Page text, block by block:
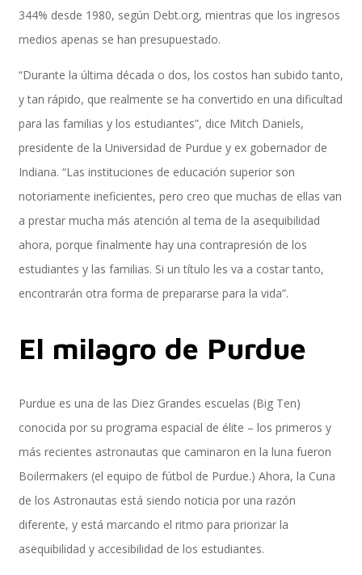
Recruiting and Onboarding
Express Packages
Soporte SuccessFactors
SAP Time & Attendance by Workforce Software
344% desde 1980, según Debt.org, mientras que los ingresos
medios apenas se han presupuestado.
“Durante la última década o dos, los costos han subido tanto,
y tan rápido, que realmente se ha convertido en una dificultad
para las familias y los estudiantes”, dice Mitch Daniels,
presidente de la Universidad de Purdue y ex gobernador de
Indiana. “Las instituciones de educación superior son
notoriamente ineficientes, pero creo que muchas de ellas van
a prestar mucha más atención al tema de la asequibilidad
ahora, porque finalmente hay una contrapresión de los
estudiantes y las familias. Si un título les va a costar tanto,
encontrarán otra forma de prepararse para la vida”.
El milagro de Purdue
Purdue es una de las Diez Grandes escuelas (Big Ten)
conocida por su programa espacial de élite – los primeros y
más recientes astronautas que caminaron en la luna fueron
Boilermakers (el equipo de fútbol de Purdue.) Ahora, la Cuna
de los Astronautas está siendo noticia por una razón
diferente, y está marcando el ritmo para priorizar la
asequibilidad y accesibilidad de los estudiantes.